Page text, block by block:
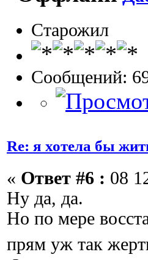
Старожил
Сообщений:
Re: я хотела бы
« Ответ #6 : 08
Ну да, да.
Но по мере
прям уж так